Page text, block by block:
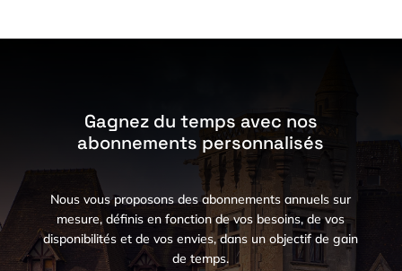
Gagnez du temps avec nos
abonnements personnalisés
Nous vous proposons des abonnements annuels sur
mesure, définis en fonction de vos besoins, de vos
disponibilités et de vos envies, dans un objectif de gain
de temps.